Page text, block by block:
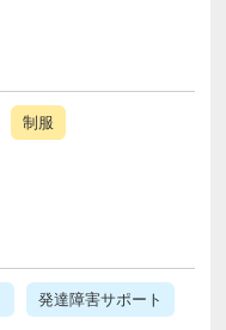
制服
発達障害サポート